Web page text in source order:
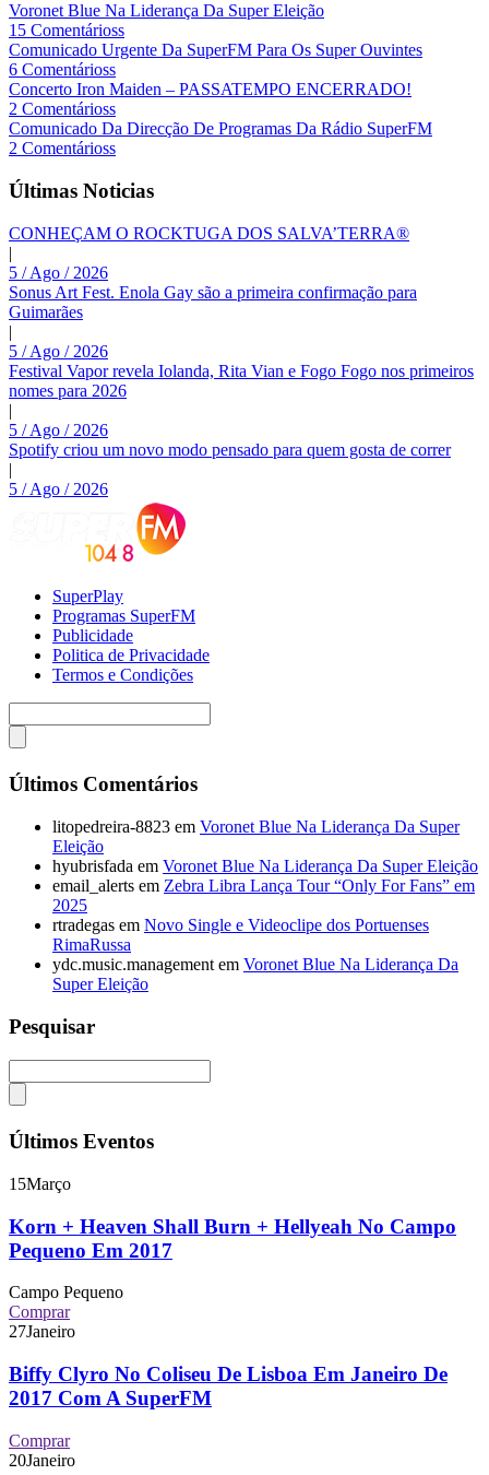
Voronet Blue Na Liderança Da Super Eleição
15 Comentárioss
Comunicado Urgente Da SuperFM Para Os Super Ouvintes
6 Comentárioss
Concerto Iron Maiden – PASSATEMPO ENCERRADO!
2 Comentárioss
Comunicado Da Direcção De Programas Da Rádio SuperFM
2 Comentárioss
Últimas Noticias
CONHEÇAM O ROCKTUGA DOS SALVA’TERRA®
|
5 / Ago / 2026
Sonus Art Fest. Enola Gay são a primeira confirmação para
Guimarães
|
5 / Ago / 2026
Festival Vapor revela Iolanda, Rita Vian e Fogo Fogo nos primeiros
nomes para 2026
|
5 / Ago / 2026
Spotify criou um novo modo pensado para quem gosta de correr
|
5 / Ago / 2026
SuperPlay
Programas SuperFM
Publicidade
Politica de Privacidade
Termos e Condições
Últimos Comentários
litopedreira-8823 em Voronet Blue Na Liderança Da Super
Eleição
hyubrisfada em Voronet Blue Na Liderança Da Super Eleição
email_alerts em Zebra Libra Lança Tour “Only For Fans” em
2025
rtradegas em Novo Single e Videoclipe dos Portuenses
RimaRussa
ydc.music.management em Voronet Blue Na Liderança Da
Super Eleição
Pesquisar
Últimos Eventos
15Março
Korn + Heaven Shall Burn + Hellyeah No Campo
Pequeno Em 2017
Campo Pequeno
Comprar
27Janeiro
Biffy Clyro No Coliseu De Lisboa Em Janeiro De
2017 Com A SuperFM
Comprar
20Janeiro